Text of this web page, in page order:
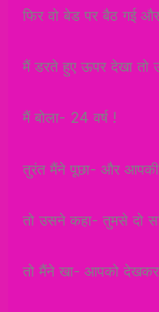
फिर वो बेड पर बैठ गई
मैं डरते हुए ऊपर देखा तो
मैं बोला- 24 वर्ष !
तुरंत मैंने पूछा- और
तो उसने कहा- तुमसे दो
तो मैंने खा- आपको देखकर